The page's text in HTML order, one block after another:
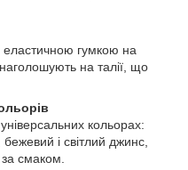
гумкою на
на талії, що
кольорах:
і світлий джинс,
за смаком.